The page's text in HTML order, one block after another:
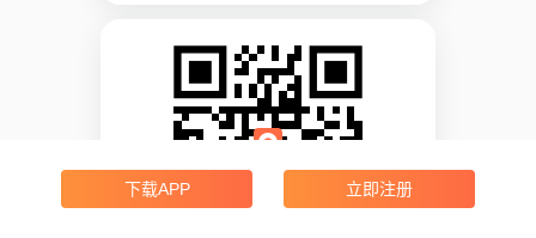
下载APP 立即注册